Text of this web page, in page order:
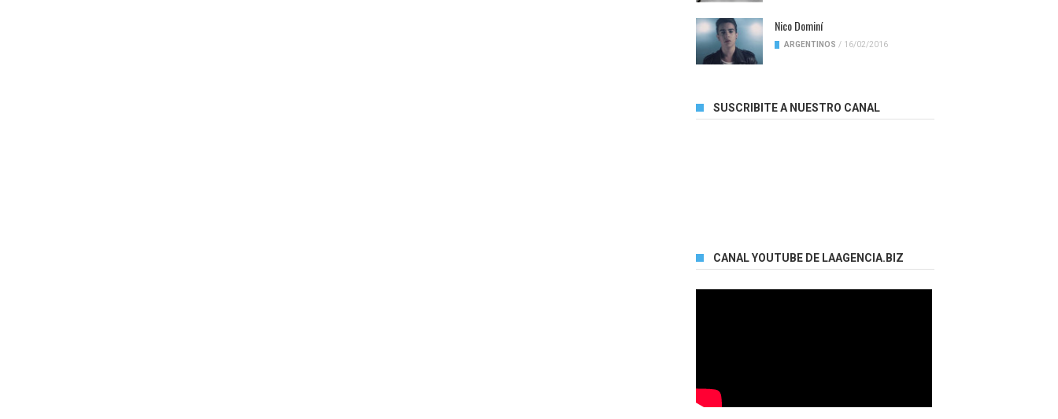
Nico Dominí
ARGENTINOS / 16/02/2016
SUSCRIBITE A NUESTRO CANAL
CANAL YOUTUBE DE LAAGENCIA.BIZ